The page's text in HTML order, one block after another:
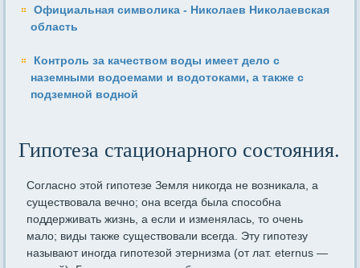
Официальная символика - Николаев Николаевская
область
Контроль за качеством воды имеет дело с
наземными водоемами и водотоками, а также с
подземной водной
Гипотеза стационарного состояния.
Согласно этой гипотезе Земля никогда не возникала, а
существовала вечно; она всегда была способна
поддерживать жизнь, а если и изменялась, то очень
мало; виды также существовали всегда. Эту гипотезу
называют иногда гипотезой этернизма (от лат. eternus —